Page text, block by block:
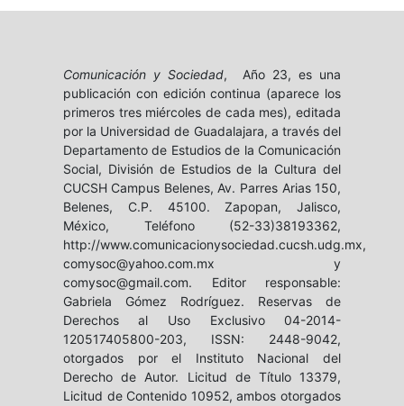
Comunicación y Sociedad, Año 23, es una
publicación con edición continua (aparece los
primeros tres miércoles de cada mes), editada
por la Universidad de Guadalajara, a través del
Departamento de Estudios de la Comunicación
Social, División de Estudios de la Cultura del
CUCSH Campus Belenes, Av. Parres Arias 150,
Belenes, C.P. 45100. Zapopan, Jalisco,
México, Teléfono (52-33)38193362,
http://www.comunicacionysociedad.cucsh.udg.mx,
comysoc@yahoo.com.mx y
comysoc@gmail.com. Editor responsable:
Gabriela Gómez Rodríguez. Reservas de
Derechos al Uso Exclusivo 04-2014-
120517405800-203, ISSN: 2448-9042,
otorgados por el Instituto Nacional del
Derecho de Autor. Licitud de Título 13379,
Licitud de Contenido 10952, ambos otorgados